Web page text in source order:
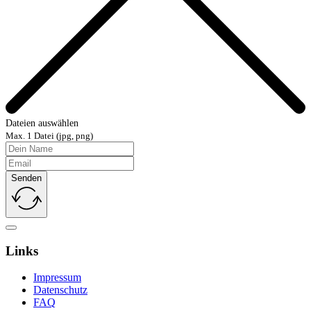
Dateien auswählen
Max. 1 Datei (jpg, png)
Senden
Links
Impressum
Datenschutz
FAQ